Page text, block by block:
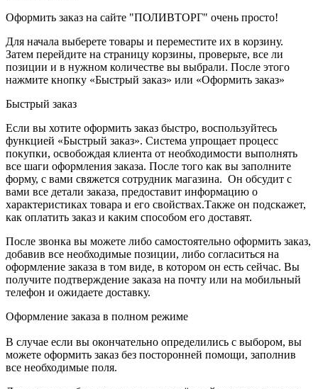
Оформить заказ на сайте "ПОЛИВТОРГ" очень просто!
Для начала выберете товары и переместите их в корзину.
Затем перейдите на страницу корзины, проверьте, все ли
позиции и в нужном количестве вы выбрали. После этого
нажмите кнопку «Быстрый заказ» или «Оформить заказ»
Быстрый заказ
Если вы хотите оформить заказ быстро, воспользуйтесь
функцией «Быстрый заказ». Система упрощает процесс
покупки, освобождая клиента от необходимости выполнять
все шаги оформления заказа. После того как вы заполните
форму, с вами свяжется сотрудник магазина. Он обсудит с
вами все детали заказа, предоставит информацию о
характеристиках товара и его свойствах.Также он подскажет,
как оплатить заказ и каким способом его доставят.
После звонка вы можете либо самостоятельно оформить заказ,
добавив все необходимые позиции, либо согласиться на
оформление заказа в том виде, в котором он есть сейчас. Вы
получите подтверждение заказа на почту или на мобильный
телефон и ожидаете доставку.
Оформление заказа в полном режиме
В случае если вы окончательно определились с выбором, вы
можете оформить заказ без посторонней помощи, заполнив
все необходимые поля.